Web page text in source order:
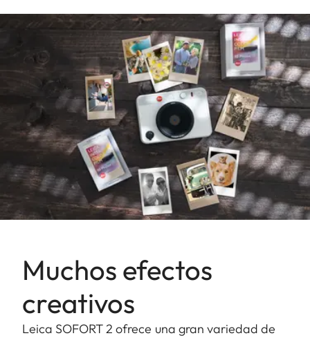
Muchos efectos
creativos
Leica SOFORT 2 ofrece una gran variedad de